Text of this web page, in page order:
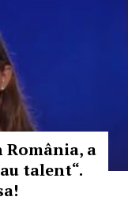
România, a
talent“.